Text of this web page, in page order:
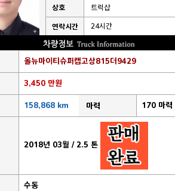
상호 트럭샵
연락시간 24시간
올뉴마이티슈퍼캡고상815더9429
3,450 만원
158,868 km 마력 170 마력
2018년 03월 / 2.5 톤
수동